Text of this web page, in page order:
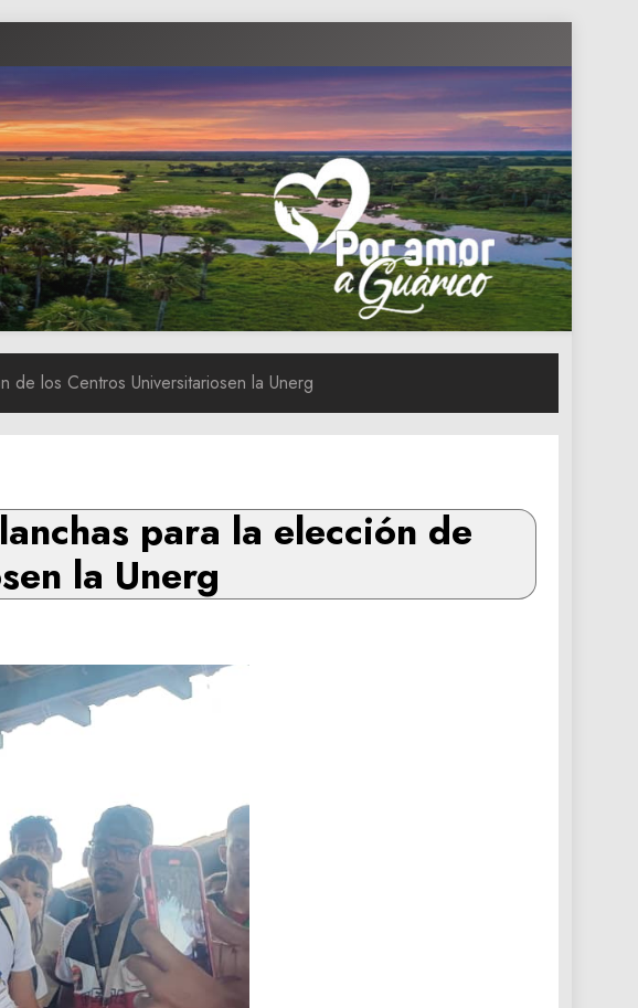
de los Centros Universitariosen la Unerg
para la elección de
la Unerg